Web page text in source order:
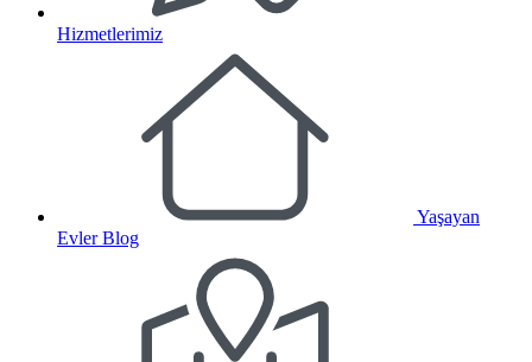
Hizmetlerimiz
Yaşayan
Evler Blog